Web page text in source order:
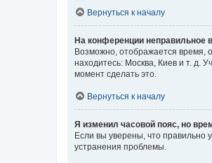
Вернуться к началу
На конференции неправильное
Возможно, отображается время,
находитесь: Москва, Киев и т. д.
момент сделать это.
Вернуться к началу
Я изменил часовой пояс, но
Если вы уверены, что правильно
устранения проблемы.